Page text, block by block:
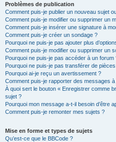
Problèmes de publication
Comment puis-je publier un nouveau sujet
Comment puis-je modifier ou supprimer un
Comment puis-je insérer une signature à
Comment puis-je créer un sondage ?
Pourquoi ne puis-je pas ajouter plus
Comment puis-je modifier ou supprimer un
Pourquoi ne puis-je pas accéder à un forum
Pourquoi ne puis-je pas transférer de
Pourquoi ai-je reçu un avertissement ?
Comment puis-je rapporter des messages
À quoi sert le bouton « Enregistrer comme
sujet ?
Pourquoi mon message a-t-il besoin d’être
Comment puis-je remonter mes sujets ?
Mise en forme et types de sujets
Qu’est-ce que le BBCode ?